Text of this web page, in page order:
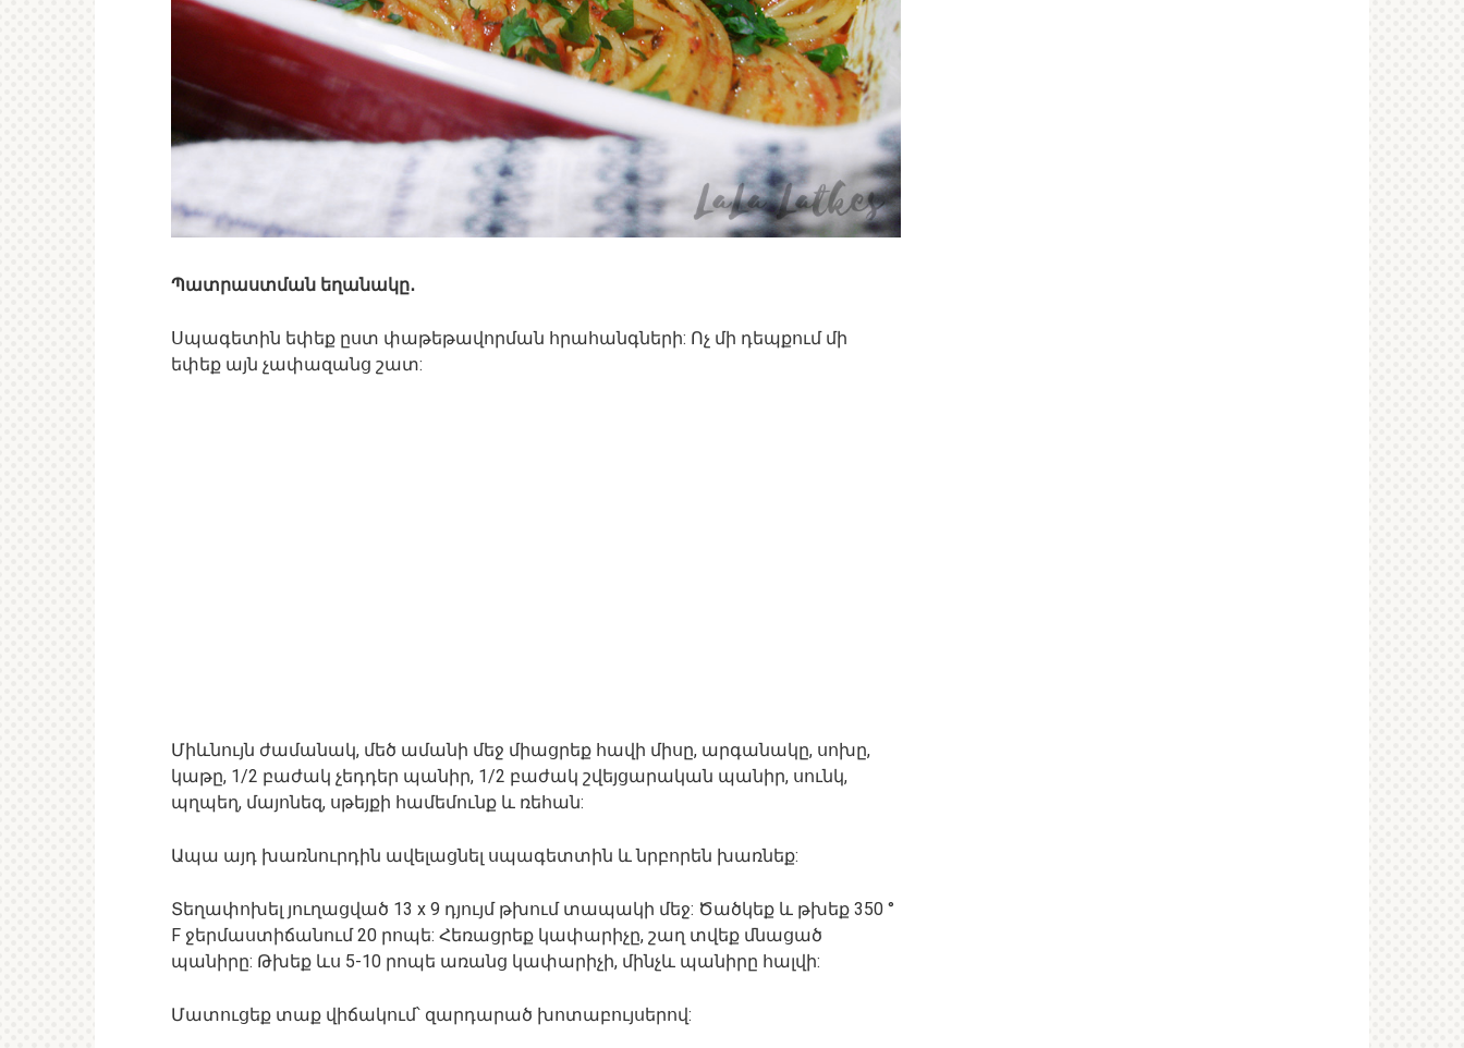
Պատրաստման եղանակը․
Սպագետին եփեք ըստ փաթեթավորման հրահանգների: Ոչ մի դեպքում մի
եփեք այն չափազանց շատ:
Միևնույն ժամանակ, մեծ ամանի մեջ միացրեք հավի միսը, արգանակը, սոխը,
կաթը, 1/2 բաժակ չեդդեր պանիր, 1/2 բաժակ շվեյցարական պանիր, սունկ,
պղպեղ, մայոնեզ, սթեյքի համեմունք և ռեհան:
Ապա այդ խառնուրդին ավելացնել սպագետտին և նրբորեն խառնեք:
Տեղափոխել յուղացված 13 x 9 դյույմ թխում տապակի մեջ: Ծածկեք և թխեք 350 °
F ջերմաստիճանում 20 րոպե: Հեռացրեք կափարիչը, շաղ տվեք մնացած
պանիրը: Թխեք ևս 5-10 րոպե առանց կափարիչի, մինչև պանիրը հալվի:
Մատուցեք տաք վիճակում՝ զարդարած խոտաբույսերով: